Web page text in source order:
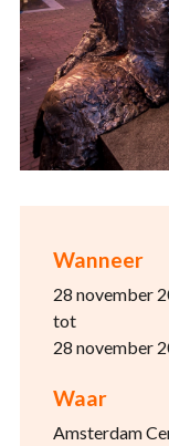
Wanneer
28 november
tot
28 november
Waar
Amsterdam